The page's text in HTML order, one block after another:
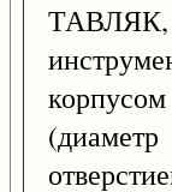
ТАВЛЯК,